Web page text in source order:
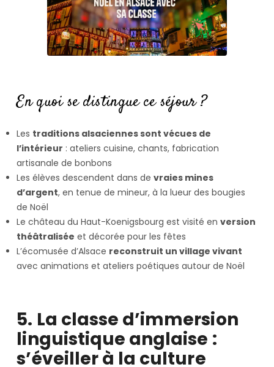
En quoi se distingue ce séjour ?
Les traditions alsaciennes sont vécues de
l’intérieur : ateliers cuisine, chants, fabrication
artisanale de bonbons
Les élèves descendent dans devraies mines
d’argent, en tenue de mineur, à la lueur des bougies
de Noël
Le château du Haut-Koenigsbourg est visité enversion
théâtralisée et décorée pour les fêtes
L’écomusée d’Alsace reconstruit un village vivant
avec animations et ateliers poétiques autour de Noël
5. La classe d’immersion
linguistique anglaise :
s’éveiller à la culture